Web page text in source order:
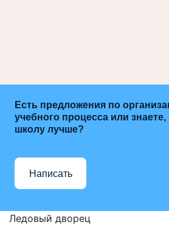
Есть предложения по
учебного процесса или знаете,
школу лучше?
Написать
Ледовый дворец